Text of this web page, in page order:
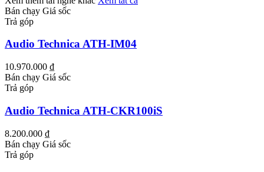
Bán chạy Giá sốc
Trả góp
Audio Technica ATH-IM04
10.970.000 ₫
Bán chạy Giá sốc
Trả góp
Audio Technica ATH-CKR100iS
8.200.000 ₫
Bán chạy Giá sốc
Trả góp